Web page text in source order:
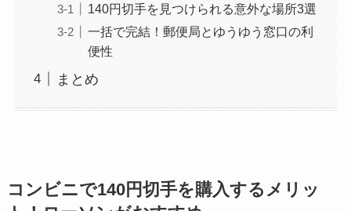
140円切手を見つけられる意外な場所3選
一括で完結！郵便局とゆうゆう窓口の利
便性
まとめ
コンビニで140円切手を購入するメリッ